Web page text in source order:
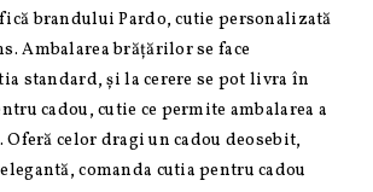
brandului Pardo, cutie personalizată
Ambalarea brățărilor se face
standard, și la cerere se pot livra în
cadou, cutie ce permite ambalarea a
Oferă celor dragi un cadou deosebit,
comanda cutia pentru cadou